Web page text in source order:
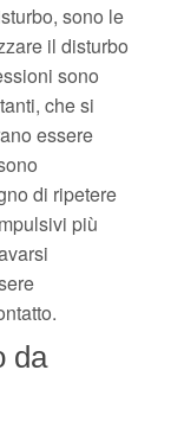
sono le
il disturbo
sono
che si
essere
di ripetere
più
da